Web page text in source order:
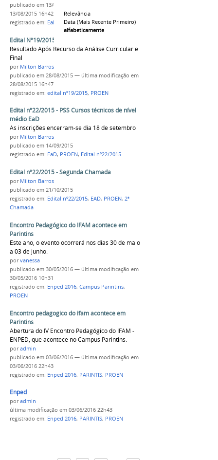
Relevância
Data (mais Recente Primeiro)
alfabeticamente
publicado em 13/08/2015
13/08/2015 16h42
registrado em: EaD PROEN
Edital Nº19/2015: Resultados
Resultado Após Recurso da Análise Curricular e
Final
por Milton Barros
publicado em 28/08/2015 — última modificação em
28/08/2015 16h47
registrado em: edital nº19/2015, PROEN
Edital nº22/2015 - PSS Cursos técnicos de nível
médio EaD
As inscrições encerram-se dia 18 de setembro
por Milton Barros
publicado em 14/09/2015
registrado em: EaD, PROEN, Edital nº22/2015
Edital nº22/2015 - Segunda Chamada
por Milton Barros
publicado em 21/10/2015
registrado em: Edital nº22/2015, EAD, PROEN, 2ª
Chamada
Encontro Pedagógico do IFAM acontece em
Parintins
Este ano, o evento ocorrerá nos dias 30 de maio
a 03 de junho.
porvanessa
publicado em 30/05/2016 — última modificação em
30/05/2016 10h31
registrado em: Enped 2016, Campus Parintins,
PROEN
Encontro pedagogico do ifam acontece em
Parintins
Abertura do IV Encontro Pedagógico do IFAM -
ENPED, que acontece no Campus Parintins.
poradmin
publicado em 03/06/2016 — última modificação em
03/06/2016 22h43
registrado em: Enped 2016, PARINTIS, PROEN
Enped
poradmin
última modificação em 03/06/2016 22h43
registrado em: Enped 2016, PARINTIS, PROEN